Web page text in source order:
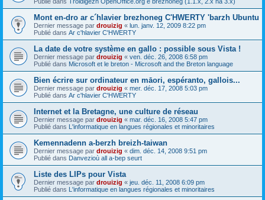
Mont en-dro ar c´hlavier brezhoneg C'HWERTY 'barzh Ubuntu
Dernier message par drouizig « lun. janv. 12, 2009 8:22 pm
Publié dans Ar c'hlavier C'HWERTY
La date de votre système en gallo : possible sous Vista !
Dernier message par drouizig « ven. déc. 26, 2008 6:58 pm
Publié dans Microsoft et le breton - Microsoft and the Breton language
Bien écrire sur ordinateur en māori, espéranto, gallois...
Dernier message par drouizig « mer. déc. 17, 2008 5:03 pm
Publié dans Ar c'hlavier C'HWERTY
Internet et la Bretagne, une culture de réseau
Dernier message par drouizig « mar. déc. 16, 2008 5:47 pm
Publié dans L'informatique en langues régionales et minoritaires
Kemennadenn a-berzh breizh-taiwan
Dernier message par drouizig « dim. déc. 14, 2008 9:51 pm
Publié dans Danvezioù all a-bep seurt
Liste des LIPs pour Vista
Dernier message par drouizig « jeu. déc. 11, 2008 6:09 pm
Publié dans L'informatique en langues régionales et minoritaires